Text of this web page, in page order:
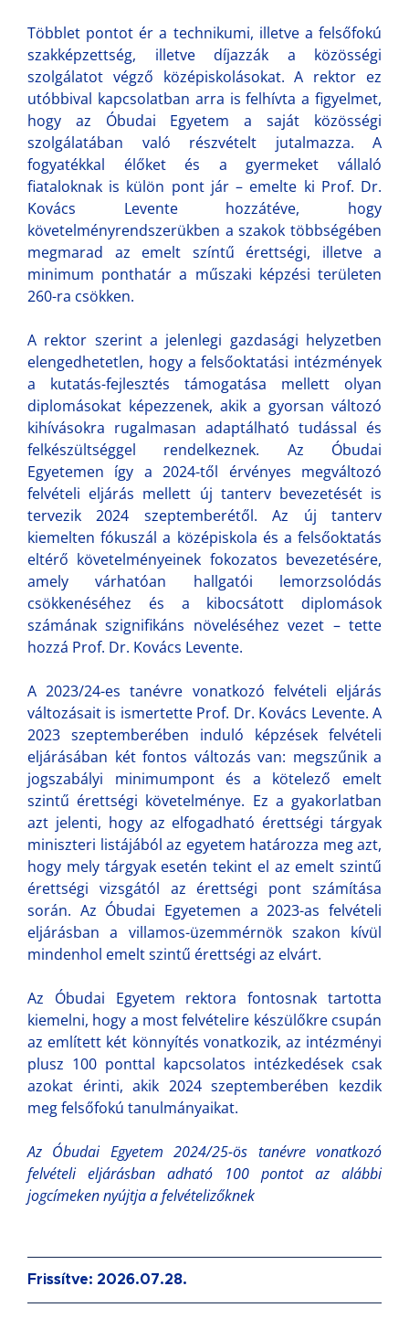
Többlet pontot ér a technikumi, illetve a felsőfokú
szakképzettség, illetve díjazzák a közösségi
szolgálatot végző középiskolásokat. A rektor ez
utóbbival kapcsolatban arra is felhívta a figyelmet,
hogy az Óbudai Egyetem a saját közösségi
szolgálatában való részvételt jutalmazza. A
fogyatékkal élőket és a gyermeket vállaló
fiataloknak is külön pont jár – emelte ki Prof. Dr.
Kovács Levente hozzátéve, hogy
követelményrendszerükben a szakok többségében
megmarad az emelt színtű érettségi, illetve a
minimum ponthatár a műszaki képzési területen
260-ra csökken.
A rektor szerint a jelenlegi gazdasági helyzetben
elengedhetetlen, hogy a felsőoktatási intézmények
a kutatás-fejlesztés támogatása mellett olyan
diplomásokat képezzenek, akik a gyorsan változó
kihívásokra rugalmasan adaptálható tudással és
felkészültséggel rendelkeznek. Az Óbudai
Egyetemen így a 2024-től érvényes megváltozó
felvételi eljárás mellett új tanterv bevezetését is
tervezik 2024 szeptemberétől. Az új tanterv
kiemelten fókuszál a középiskola és a felsőoktatás
eltérő követelményeinek fokozatos bevezetésére,
amely várhatóan hallgatói lemorzsolódás
csökkenéséhez és a kibocsátott diplomások
számának szignifikáns növeléséhez vezet – tette
hozzá Prof. Dr. Kovács Levente.
A 2023/24-es tanévre vonatkozó felvételi eljárás
változásait is ismertette Prof. Dr. Kovács Levente. A
2023 szeptemberében induló képzések felvételi
eljárásában két fontos változás van: megszűnik a
jogszabályi minimumpont és a kötelező emelt
szintű érettségi követelménye. Ez a gyakorlatban
azt jelenti, hogy az elfogadható érettségi tárgyak
miniszteri listájából az egyetem határozza meg azt,
hogy mely tárgyak esetén tekint el az emelt szintű
érettségi vizsgától az érettségi pont számítása
során. Az Óbudai Egyetemen a 2023-as felvételi
eljárásban a villamos-üzemmérnök szakon kívül
mindenhol emelt szintű érettségi az elvárt.
Az Óbudai Egyetem rektora fontosnak tartotta
kiemelni, hogy a most felvételire készülőkre csupán
az említett két könnyítés vonatkozik, az intézményi
plusz 100 ponttal kapcsolatos intézkedések csak
azokat érinti, akik 2024 szeptemberében kezdik
meg felsőfokú tanulmányaikat.
Az Óbudai Egyetem 2024/25-ös tanévre vonatkozó
felvételi eljárásban adható 100 pontot az alábbi
jogcímeken nyújtja a felvételizőknek
Frissítve: 2026.07.28.